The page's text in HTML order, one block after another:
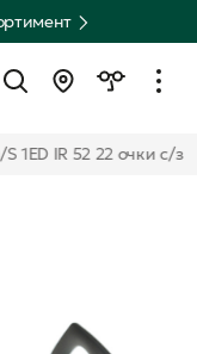
1ED IR 52 22 очки с/з